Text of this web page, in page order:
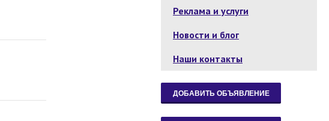
Реклама и услуги
Новости и блог
Наши контакты